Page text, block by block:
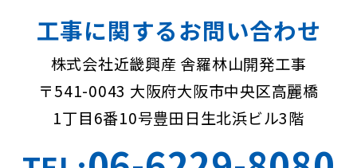
工事に関するお問い合わせ
株式会社近畿興産 舎羅林山開発工事
〒541-0043 大阪府大阪市中央区高麗橋
1丁目6番10号豊田日生北浜ビル3階